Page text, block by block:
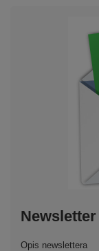
Newsletter
Opis newslettera